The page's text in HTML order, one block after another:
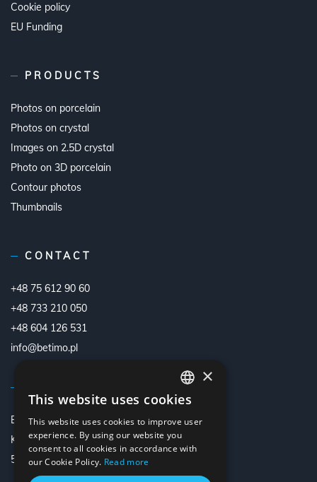
Cookie policy
EU Funding
PRODUCTS
Photos on porcelain
Photos on crystal
Images on 2.5D crystal
Photo on 3D porcelain
Contour photos
Thumbnails
CONTACT
+48 75 612 90 60
+48 733 210 050
+48 604 126 531
info@betimo.pl
Betimo
Kraśnik Górny 46B
59-700 Boleslawiec, Poland
POLISH
GERMAN
ITALIAN
×
This website uses cookies
This website uses cookies to improve user
experience. By using our website you
consent to all cookies in accordance with
our Cookie Policy. Read more